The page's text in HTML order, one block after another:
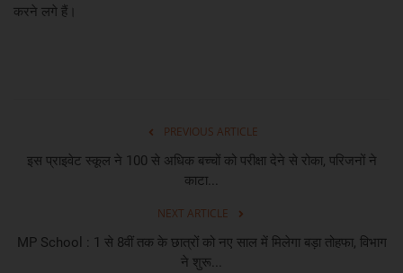
करने लगे हैं।
PREVIOUS ARTICLE
इस प्राइवेट स्कूल ने 100 से अधिक बच्चों को परीक्षा देने से रोका, परिजनों ने
काटा...
NEXT ARTICLE
MP School : 1 से 8वीं तक के छात्रों को नए साल में मिलेगा बड़ा तोहफा, विभाग
ने शुरू...